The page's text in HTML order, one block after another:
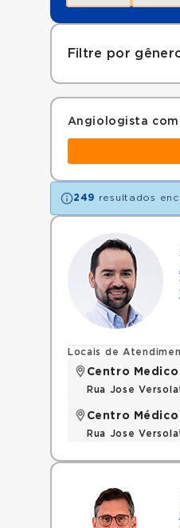
Filtre por
Angiologista
249 resultados
Locais de
Centro
Rua Jose
Centro Médico
Rua Jose